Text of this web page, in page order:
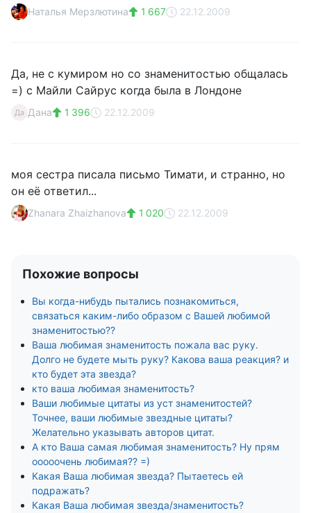
Наталья Мерзлютина 1 667 22.12.2009
Да, не с кумиром но со знаменитостью общалась
=) с Майли Сайрус когда была в Лондоне
Да Дана 1 396 22.12.2009
моя сестра писала письмо Тимати, и странно, но
он её ответил...
Zhanara Zhaizhanova 1 020 22.12.2009
Похожие вопросы
Вы когда-нибудь пытались познакомиться,
связаться каким-либо образом с Вашей любимой
знаменитостью??
Ваша любимая знаменитость пожала вас руку.
Долго не будете мыть руку? Какова ваша реакция? и
кто будет эта звезда?
кто ваша любимая знаменитость?
Ваши любимые цитаты из уст знаменитостей?
Точнее, ваши любимые звездные цитаты?
Желательно указывать авторов цитат.
А кто Ваша самая любимая знаменитость? Ну прям
ооооочень любимая?? =)
Какая Ваша любимая звезда? Пытаетесь ей
подражать?
Какая Ваша любимая звезда/знаменитость?